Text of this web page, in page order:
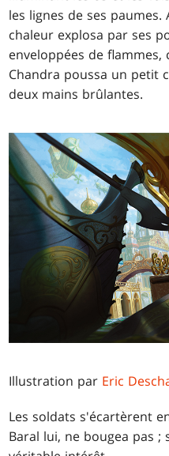
les lignes de ses
chaleur explosa par ses
enveloppées de
Chandra poussa un petit
deux mains brûlantes.
Illustration par Eric
Les soldats s'écartèrent
Baral lui, ne bougea pas ;